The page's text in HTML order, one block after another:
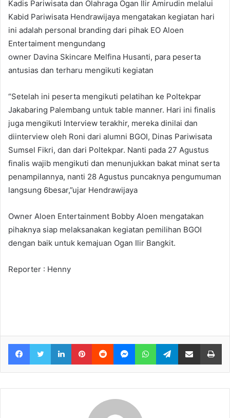
Kadis Pariwisata dan Olahraga Ogan Ilir Amirudin melalui
Kabid Pariwisata Hendrawijaya mengatakan kegiatan hari
ini adalah personal branding dari pihak EO Aloen
Entertaiment mengundang
owner Davina Skincare Melfina Husanti, para peserta
antusias dan terharu mengikuti kegiatan
“Setelah ini peserta mengikuti pelatihan ke Poltekpar
Jakabaring Palembang untuk table manner. Hari ini finalis
juga mengikuti Interview terakhir, mereka dinilai dan
diinterview oleh Roni dari alumni BGOI, Dinas Pariwisata
Sumsel Fikri, dan dari Poltekpar. Nanti pada 27 Agustus
finalis wajib mengikuti dan menunjukkan bakat minat serta
penampilannya, nanti 28 Agustus puncaknya pengumuman
langsung 6besar,”ujar Hendrawijaya
Owner Aloen Entertainment Bobby Aloen mengatakan
pihaknya siap melaksanakan kegiatan pemilihan BGOI
dengan baik untuk kemajuan Ogan Ilir Bangkit.
Reporter : Henny
FacebookTwitterLinkedInPinterestRedditMessengerWhatsAppTelegramShare via Email